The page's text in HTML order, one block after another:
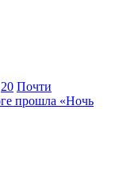
20 Почти
прошла «Ночь